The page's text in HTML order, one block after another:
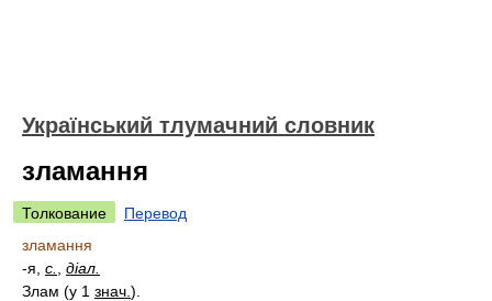
Український тлумачний словник
зламання
Толкование
Перевод
зламання
-я, с.
діал.
Злам (у 1 знач. )